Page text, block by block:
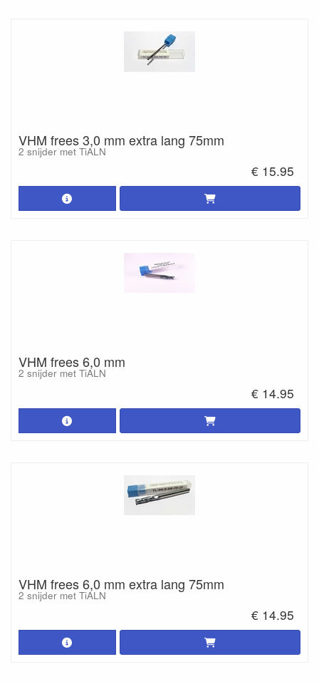
VHM frees 3,0 mm extra lang 75mm
2 snijder met TiALN
€ 15.95
VHM frees 6,0 mm
2 snijder met TiALN
€ 14.95
VHM frees 6,0 mm extra lang 75mm
2 snijder met TiALN
€ 14.95